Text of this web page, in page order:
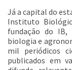
Já a capital do
Instituto
fundação do IB,
biologia e
mil periódicos
publicados em